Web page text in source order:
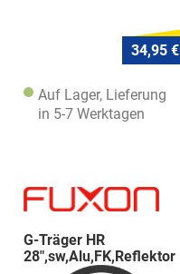
34,95 €
Auf Lager, Lieferung
in 5-7 Werktagen
G-Träger HR
28",sw,Alu,FK,Reflektor